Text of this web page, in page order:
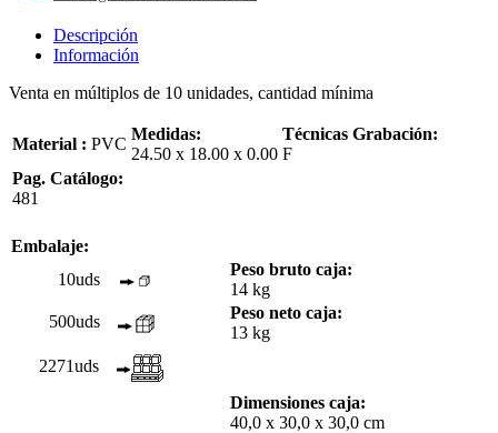
Descripción
Información
Venta en múltiplos de 10 unidades, cantidad mínima
Material : PVC
Medidas:
24.50 x 18.00 x 0.00
Técnicas Grabación:
F
Pag. Catálogo:
481
Embalaje:
10uds
Peso bruto caja:
14 kg
500uds
Peso neto caja:
13 kg
2271uds
Dimensiones caja:
40,0 x 30,0 x 30,0 cm